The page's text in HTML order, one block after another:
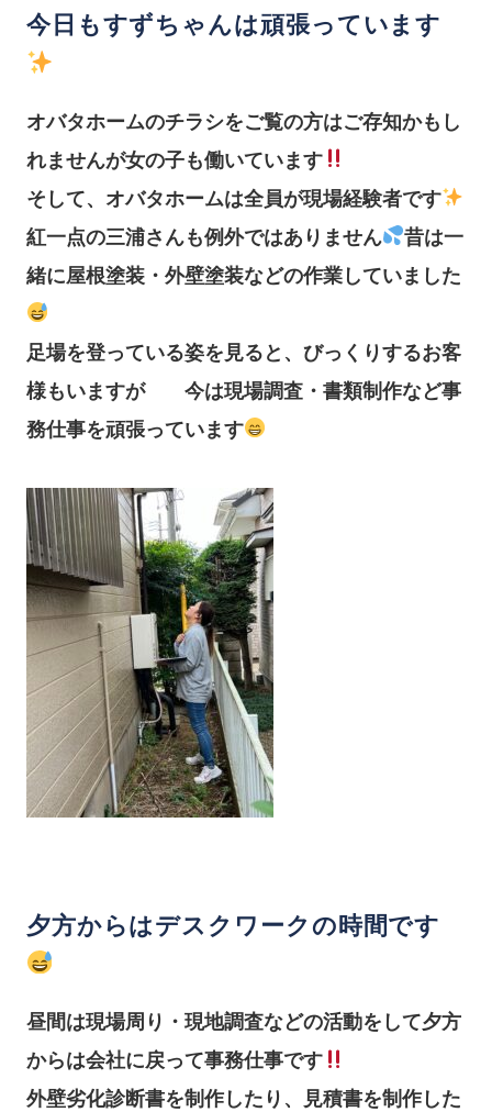
今日もすずちゃんは頑張っています
オバタホームのチラシをご覧の方はご存知かもし
れませんが女の子も働いています
そして、オバタホームは全員が現場経験者です
紅一点の三浦さんも例外ではありません
昔は一
緒に屋根塗装・外壁塗装などの作業していました
足場を登っている姿を見ると、びっくりするお客
様もいますが 今は現場調査・書類制作など事
務仕事を頑張っています
夕方からはデスクワークの時間です
昼間は現場周り・現地調査などの活動をして夕方
からは会社に戻って事務仕事です
外壁劣化診断書を制作したり、見積書を制作した